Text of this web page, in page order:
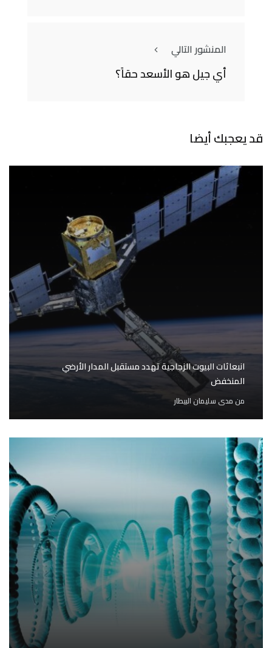
المنشور التالي
أي جيل هو الأسعد حقاً؟
قد يعجبك أيضا
انبعاثات البيوت الزجاجية تهدد مستقبل المدار الأرضي
المنخفض
من مدى سليمان البيطار